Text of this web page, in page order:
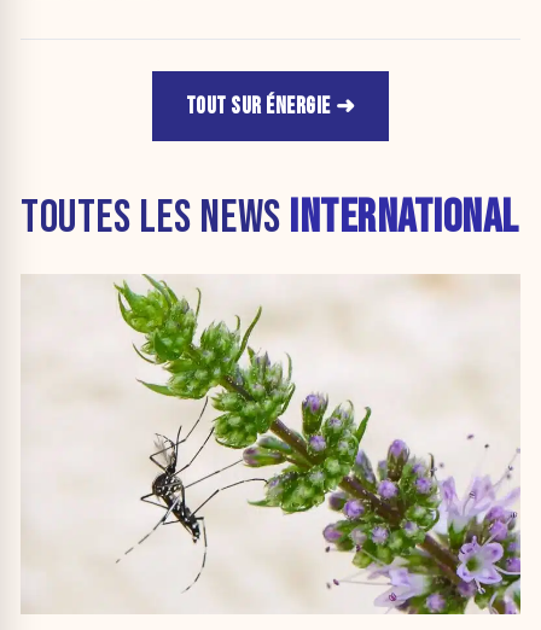
TOUT SUR ÉNERGIE
TOUTES LES NEWS INTERNATIONAL